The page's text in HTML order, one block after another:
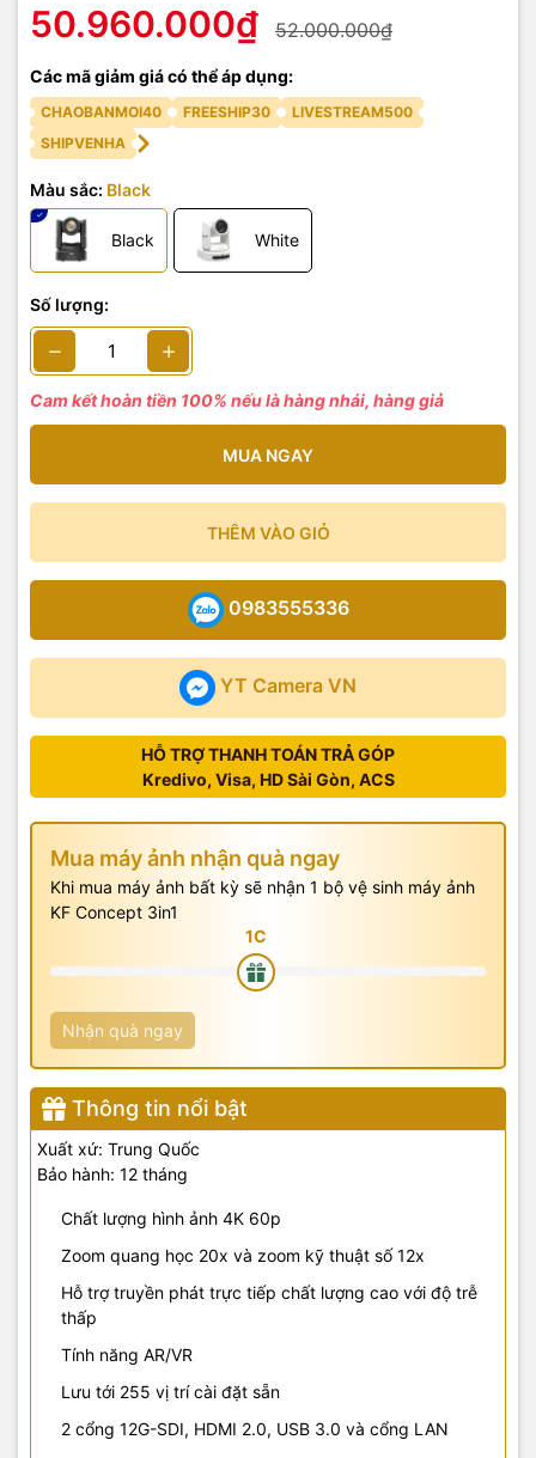
50.960.000₫ 52.000.000₫
Các mã giảm giá có thể áp dụng:
CHAOBANMOI40 FREESHIP30
LIVESTREAM500
SHIPVENHA
Màu sắc: Black
Black White
Số lượng:
Cam kết hoàn tiền 100% nếu là hàng nhái, hàng giả
MUA NGAY
THÊM VÀO GIỎ
YT Camera VN
0983555336
HỖ TRỢ THANH TOÁN TRẢ GÓP
Kredivo, Visa, HD Sài Gòn, ACS
Mua máy ảnh nhận quà ngay
Khi mua máy ảnh bất kỳ sẽ nhận 1 bộ vệ sinh máy ảnh
KF Concept 3in1
Nhận quà ngay
Thông tin nổi bật
Xuất xứ: Trung Quốc
Bảo hành: 12 tháng
Chất lượng hình ảnh 4K 60p
Zoom quang học 20x và zoom kỹ thuật số 12x
Hỗ trợ truyền phát trực tiếp chất lượng cao với độ trễ
thấp
Tính năng AR/VR
Lưu tới 255 vị trí cài đặt sẵn
2 cổng 12G-SDI, HDMI 2.0, USB 3.0 và cổng LAN